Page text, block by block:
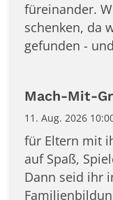
füreinander.
schenken, da
gefunden -
Mach-Mit-
11. Aug. 2026
für Eltern mit
auf Spaß,
Dann seid ihr